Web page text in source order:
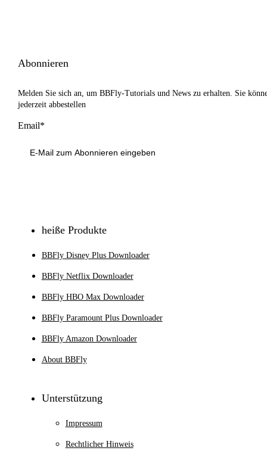
Abonnieren
Melden Sie sich an, um BBFly-Tutorials und News zu erhalten. Sie
jederzeit abbestellen
Email*
heiße Produkte
BBFly Disney Plus Downloader
BBFly Netflix Downloader
BBFly HBO Max Downloader
BBFly Paramount Plus Downloader
BBFly Amazon Downloader
About BBFly
Unterstützung
Impressum
Rechtlicher Hinweis